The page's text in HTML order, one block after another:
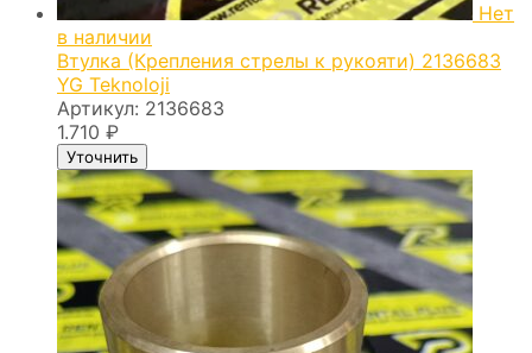
Нет
в наличии
Втулка (Крепления стрелы к рукояти) 2136683
YG Teknoloji
Артикул: 2136683
1.710 ₽
Уточнить